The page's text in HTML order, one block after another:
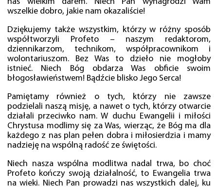
wszelkie dobro, jakie nam okazaliście!
Dziękujemy także wszystkim, którzy w różny sposób
współtworzyli Profeto – naszym redaktorom,
dziennikarzom, technikom, współpracownikom i
wolontariuszom. Bez Was to dzieło nie mogłoby
istnieć. Niech Bóg obdarza Was obficie swoim
błogosławieństwem! Bądźcie blisko Jego Serca!
Pamiętamy również o tych, którzy nie zawsze
podzielali naszą misję, a nawet o tych, którzy otwarcie
działali przeciwko nam. W duchu Ewangelii i miłości
Chrystusa modlimy się za Was, wierząc, że Bóg ma dla
każdego z nas plan pełen dobra i miłosierdzia i mamy
nadzieję na wspólną radość ze świętości.
Niech nasza wspólna modlitwa nadal trwa, bo choć
Profeto kończy swoją działalność, to Ewangelia trwa
na wieki. Niech Pan prowadzi nas wszystkich dalej, ku